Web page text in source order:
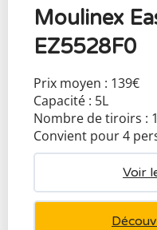
Moulinex
EZ5528F0
Prix moyen : 139€
Capacité : 5L
Nombre de tiroirs :
Convient pour 4
Voir